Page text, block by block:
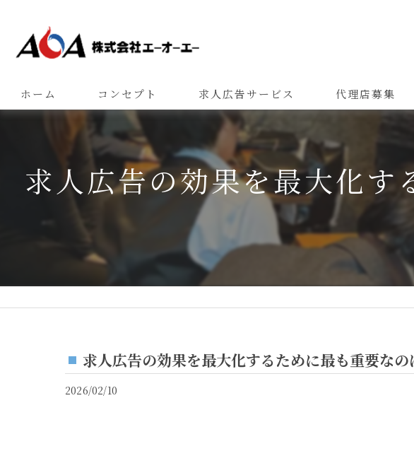
ホーム コンセプト 求人広告サービス 代理店募集
求人広告の効果を最大化す
求人広告の効果を最大化するために最も重要な
2026/02/10